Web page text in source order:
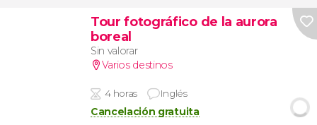
Tour fotográfico de la aurora
boreal
Sin valorar
Varios destinos
4 horas Inglés
Cancelación gratuita